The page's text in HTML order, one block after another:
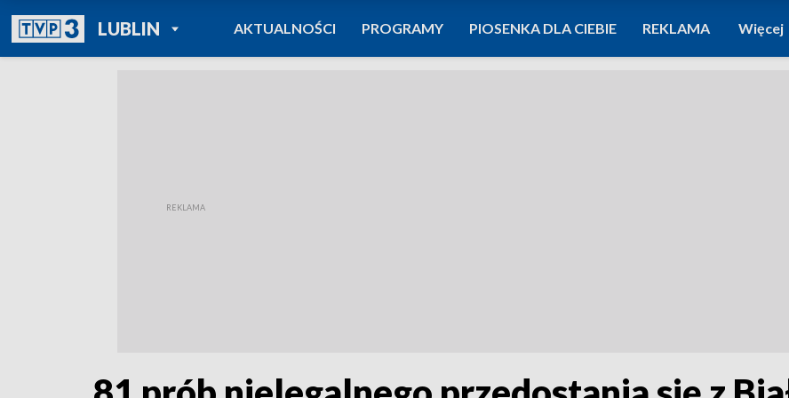
LUBLINPOWRÓT DO
TVP REGIONY
AKTUALNOŚCI PROGRAMY PIOSENKA DLA CIEBIE REKLAMA Więcej